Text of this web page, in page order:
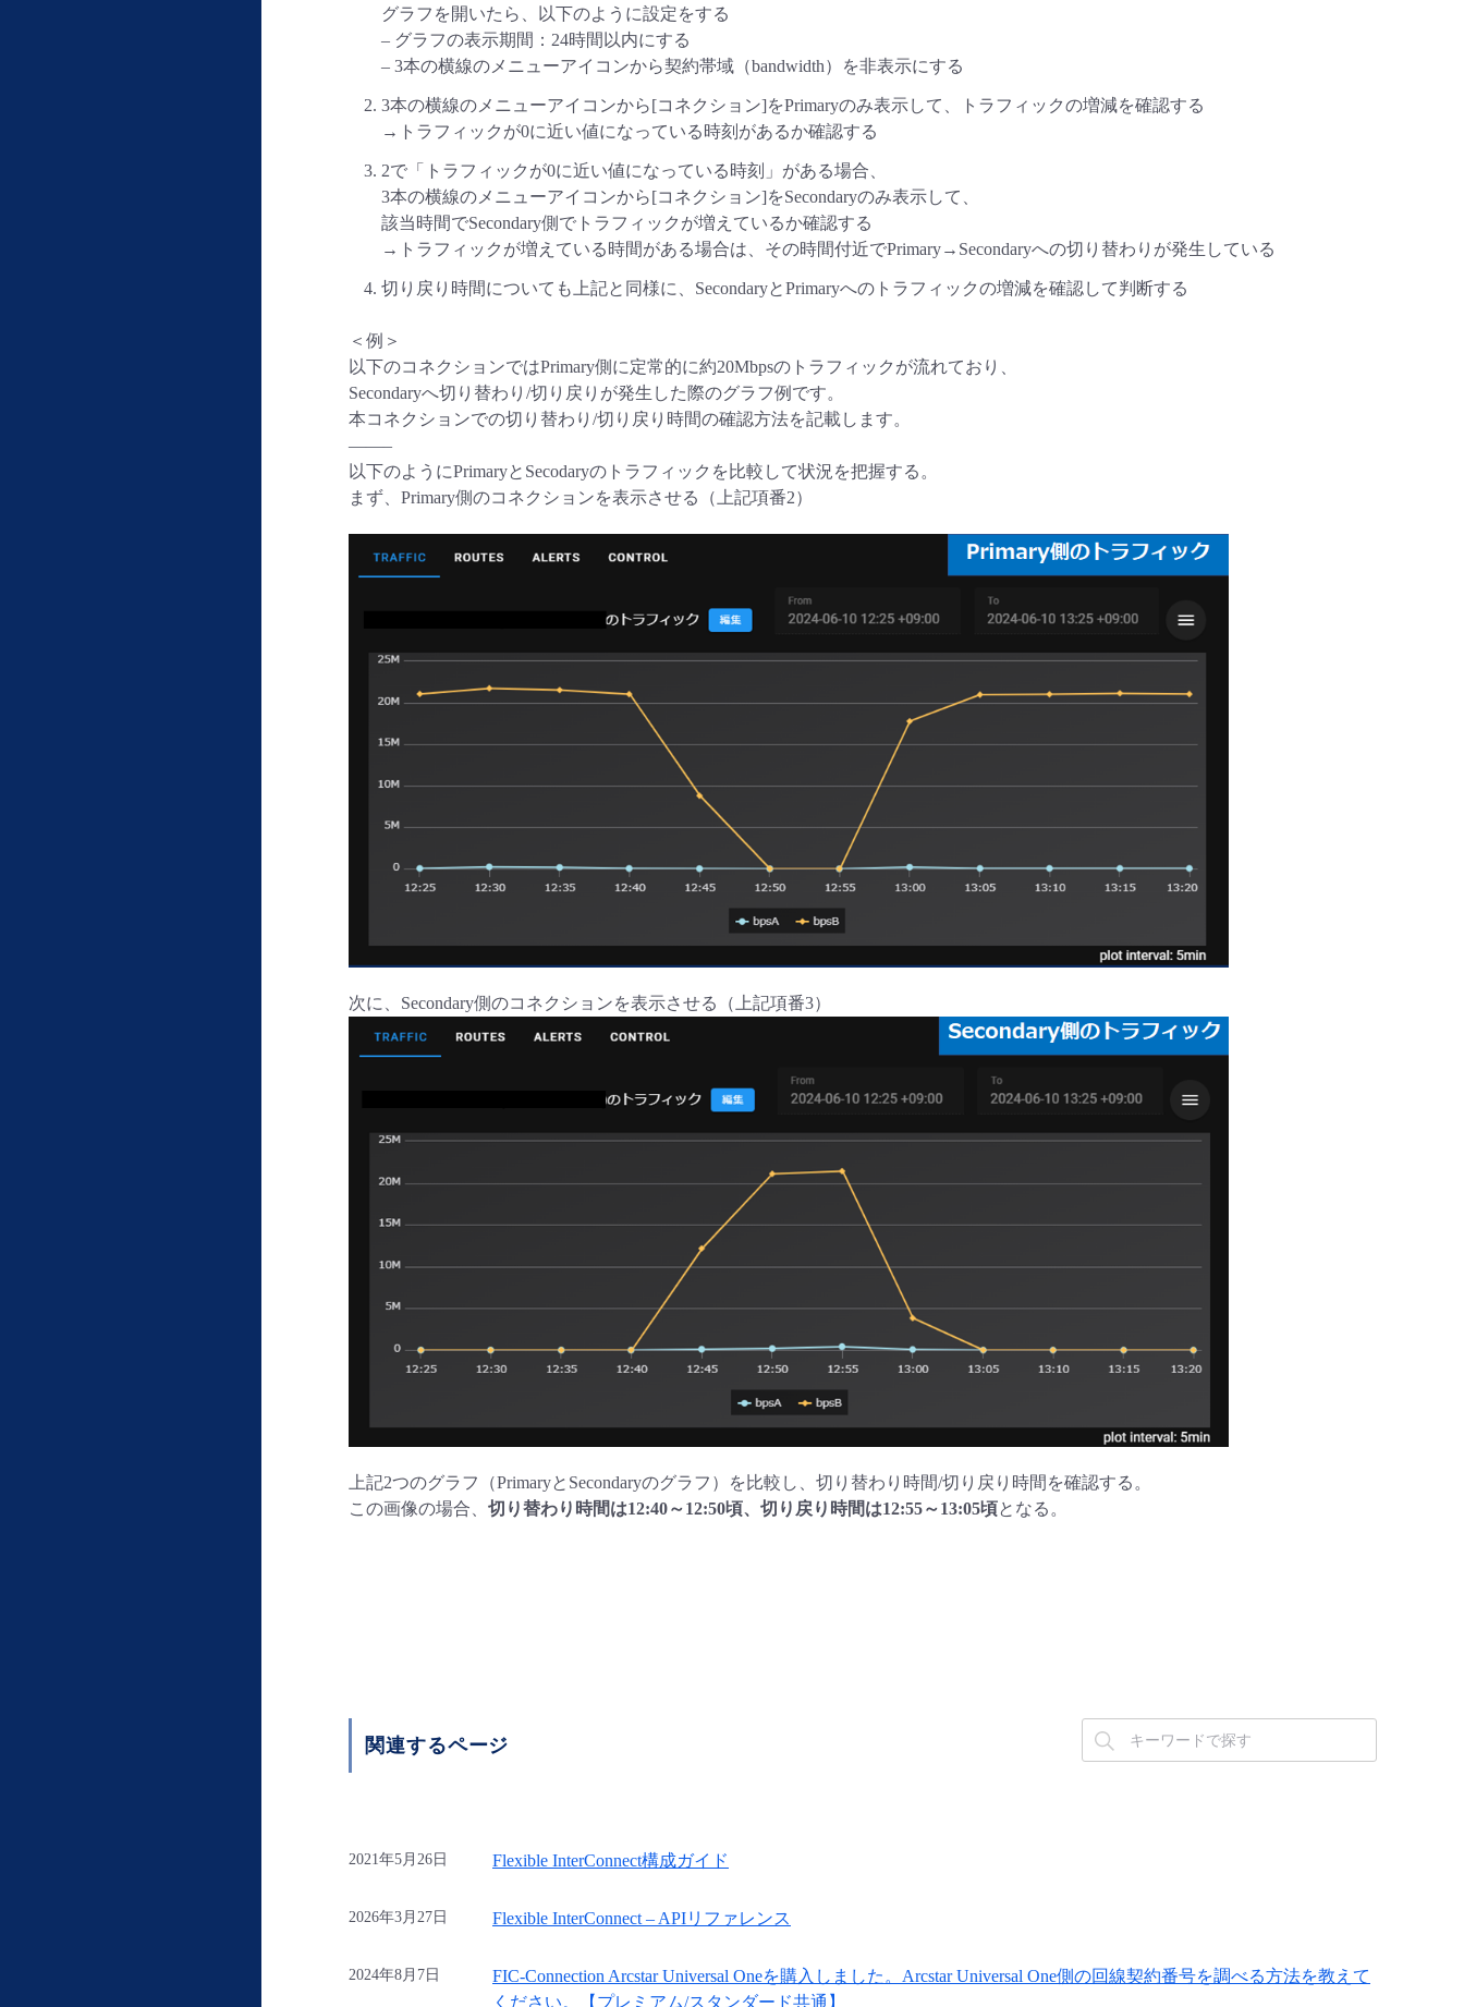
グラフを開いたら、以下のように設定をする
– グラフの表示期間：24時間以内にする
– 3本の横線のメニューアイコンから契約帯域（bandwidth）を非表示にする
3本の横線のメニューアイコンから[コネクション]をPrimaryのみ表示して、トラフィックの増減を確認する
→トラフィックが0に近い値になっている時刻があるか確認する
2で「トラフィックが0に近い値になっている時刻」がある場合、
3本の横線のメニューアイコンから[コネクション]をSecondaryのみ表示して、
該当時間でSecondary側でトラフィックが増えているか確認する
→トラフィックが増えている時間がある場合は、その時間付近でPrimary→Secondaryへの切り替わりが発生している
切り戻り時間についても上記と同様に、SecondaryとPrimaryへのトラフィックの増減を確認して判断する
＜例＞
以下のコネクションではPrimary側に定常的に約20Mbpsのトラフィックが流れており、
Secondaryへ切り替わり/切り戻りが発生した際のグラフ例です。
本コネクションでの切り替わり/切り戻り時間の確認方法を記載します。
——–
以下のようにPrimaryとSecodaryのトラフィックを比較して状況を把握する。
まず、Primary側のコネクションを表示させる（上記項番2）
次に、Secondary側のコネクションを表示させる（上記項番3）
上記2つのグラフ（PrimaryとSecondaryのグラフ）を比較し、切り替わり時間/切り戻り時間を確認する。
この画像の場合、 切り替わり時間は12:40～12:50頃、切り戻り時間は12:55～13:05頃となる。
関連するページ
2021年5月26日 Flexible InterConnect構成ガイド
2026年3月27日 Flexible InterConnect – APIリファレンス
2024年8月7日
FIC-Connection Arcstar Universal Oneを購入しました。Arcstar Universal One側の回線契約番号を調べる方法を教えて
ください。【プレミアム/スタンダード共通】